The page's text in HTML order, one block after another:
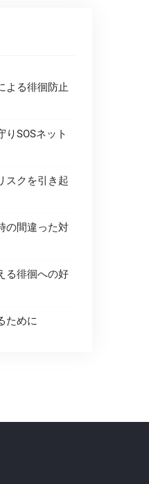
よる徘徊防止
りSOSネット
スクを引き起
の間違った対
る徘徊への好
ために